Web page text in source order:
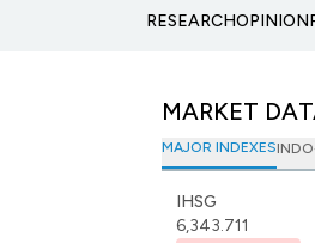
RESEARCHOPINION
MARKET
MAJOR INDEXES
IHSG
6,343.711